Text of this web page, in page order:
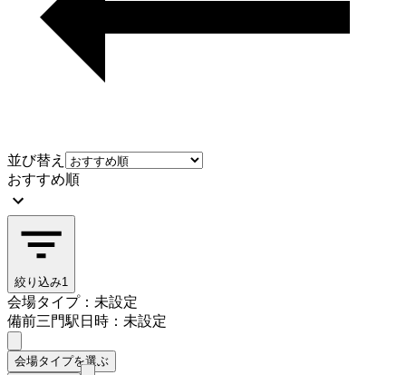
並び替え
おすすめ順
絞り込み1
会場タイプ：未設定
備前三門駅日時：未設定
会場タイプを選ぶ